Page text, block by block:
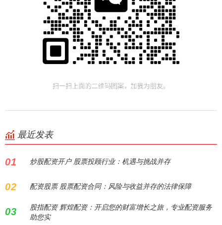
最近发表
01 炒股配资开户 股票投顾行业：机遇与挑战并存
02 配资股票 股票配资合同：风险与收益并存的法律保障
03
股指配资 辉煌配资：开启您的财富增长之旅，专业配资服务
助您实